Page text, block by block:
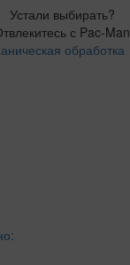
Устали выбирать?
с Pac-Man